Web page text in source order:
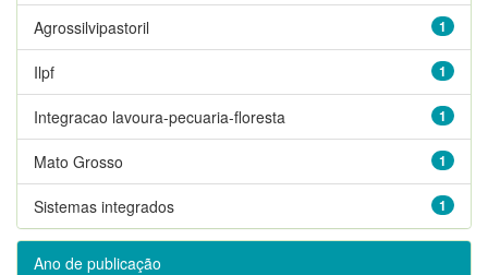
1
Agrossilvipastoril
1
Ilpf
1
Integracao lavoura-pecuaria-floresta
1
Mato Grosso
1
Sistemas integrados
Ano de publicação